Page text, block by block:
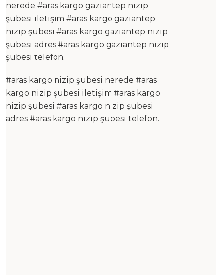
nerede #aras kargo gaziantep nizip
şubesi iletişim #aras kargo gaziantep
nizip şubesi #aras kargo gaziantep nizip
şubesi adres #aras kargo gaziantep nizip
şubesi telefon.
#aras kargo nizip şubesi nerede #aras
kargo nizip şubesi iletişim #aras kargo
nizip şubesi #aras kargo nizip şubesi
adres #aras kargo nizip şubesi telefon.